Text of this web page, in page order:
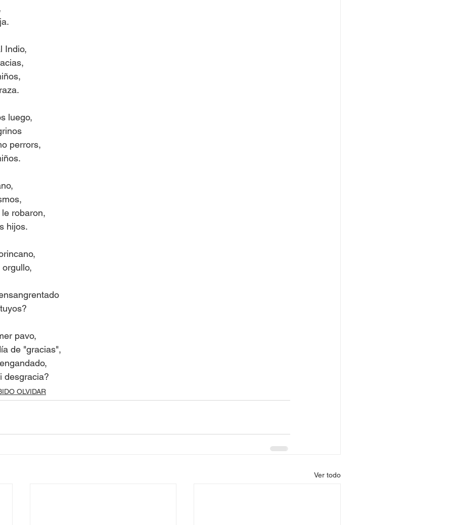
Indio,
luego,
perrors,
robaron,
hijos.
pavo,
de "gracias",
desgracia?
OLVIDAR
Ver todo